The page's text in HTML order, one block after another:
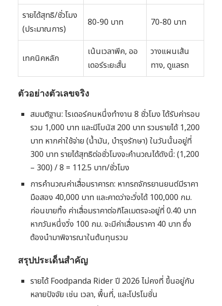
รายได้สุทธิ/ชั่วโมง
(ประมาณการ)
80-90 บาท 70-80 บาท
เทคนิคหลัก
เน้นเวลาพีค, ออ
เดอร์ระยะสั้น
วางแผนเส้น
ทาง, ดูแลรถ
ตัวอย่างตัวเลขจริง
สมมติฐาน: ไรเดอร์คนหนึ่งทำงาน 8 ชั่วโมง ได้รับค่ารอบ
รวม 1,000 บาท และมีโบนัส 200 บาท รวมรายได้ 1,200
บาท หากค่าใช้จ่าย (น้ำมัน, บำรุงรักษา) ในวันนั้นอยู่ที่
300 บาท รายได้สุทธิต่อชั่วโมงจะคำนวณได้ดังนี้: (1,200
– 300) / 8 = 112.5 บาท/ชั่วโมง
การคำนวณค่าเสื่อมราคารถ: หากรถจักรยานยนต์มีราคา
มือสอง 40,000 บาท และคาดว่าจะวิ่งได้ 100,000 กม.
ก่อนขายทิ้ง ค่าเสื่อมราคาต่อกิโลเมตรจะอยู่ที่ 0.40 บาท
หากวันหนึ่งวิ่ง 100 กม. จะมีค่าเสื่อมราคา 40 บาท ซึ่ง
ต้องนำมาพิจารณาในต้นทุนรวม
สรุปประเด็นสำคัญ
รายได้ Foodpanda Rider ปี 2026 ไม่คงที่ ขึ้นอยู่กับ
หลายปัจจัย เช่น เวลา, พื้นที่, และโปรโมชั่น